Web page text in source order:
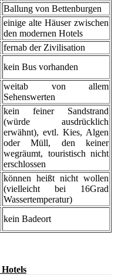
Ballung von Bettenburgen
einige alte Häuser zwischen
den modernen Hotels
fernab der Zivilisation
kein Bus vorhanden
weitab von allem
Sehenswerten
kein feiner Sandstrand
(würde ausdrücklich
erwähnt), evtl. Kies, Algen
oder Müll, den keiner
wegräumt, touristisch nicht
erschlossen
können heißt nicht wollen
(vielleicht bei 16Grad
Wassertemperatur)
kein Badeort